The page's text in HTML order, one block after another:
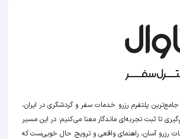
جامع‌ترین پلتفرم رزرو خدمات سفر و گردشگری در ایران،
تا ثبت تجربه‌ای ماندگار معنا می‌کنیم؛ در این مسیر‍
رزرو آسان، راهنمای واقعی و ترویج حال خوبی‌ست که